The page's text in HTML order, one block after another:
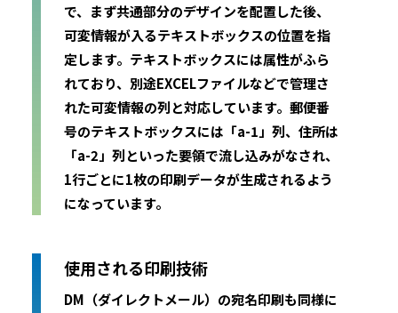
で、まず共通部分のデザインを配置した後、
可変情報が入るテキストボックスの位置を指
定します。テキストボックスには属性がふら
れており、別途EXCELファイルなどで管理さ
れた可変情報の列と対応しています。郵便番
号のテキストボックスには「a-1」列、住所は
「a-2」列といった要領で流し込みがなされ、
1行ごとに1枚の印刷データが生成されるよう
になっています。
使用される印刷技術
DM（ダイレクトメール）の宛名印刷も同様に